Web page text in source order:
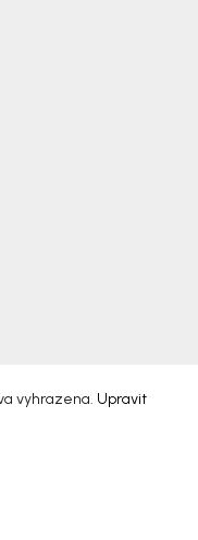
vyhrazena. Upravit